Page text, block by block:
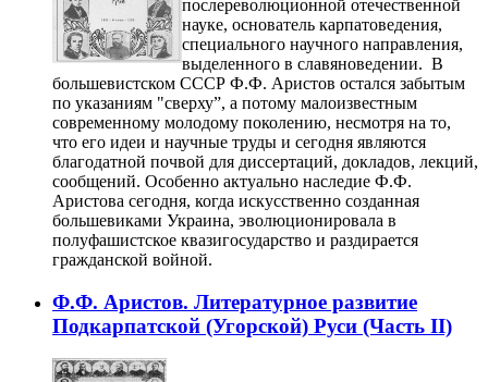
послереволюционной отечественной
науке, основатель карпатоведения,
специального научного направления,
выделенного в славяноведении. В
большевистском СССР Ф.Ф. Аристов остался забытым
по указаниям "сверху”, а потому малоизвестным
современному молодому поколению, несмотря на то,
что его идеи и научные труды и сегодня являются
благодатной почвой для диссертаций, докладов, лекций,
сообщений. Особенно актуально наследие Ф.Ф.
Аристова сегодня, когда искусственно созданная
большевиками Украина, эволюционировала в
полуфашистское квазигосударство и раздирается
гражданской войной.
Ф.Ф. Аристов. Литературное развитие
Подкарпатской (Угорской) Руси (Часть II)